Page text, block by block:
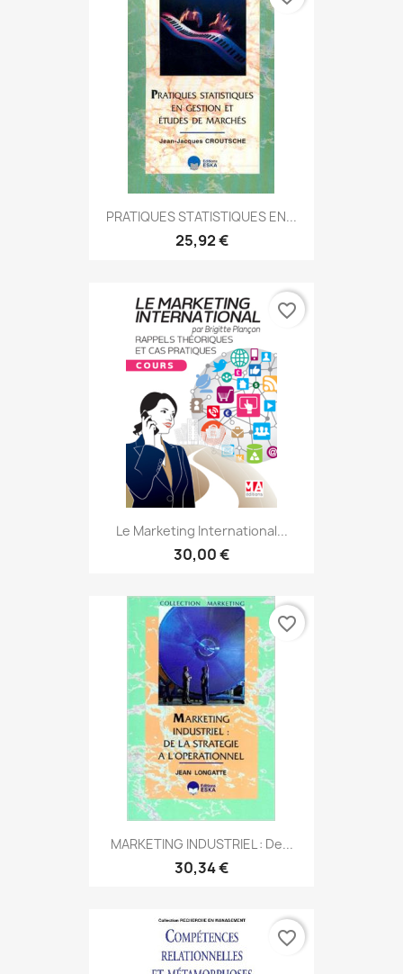
PRATIQUES STATISTIQUES EN...
25,92 €
Le Marketing International...
30,00 €
favorite_border
MARKETING INDUSTRIEL : De...
30,34 €
favorite_border
favorite_border